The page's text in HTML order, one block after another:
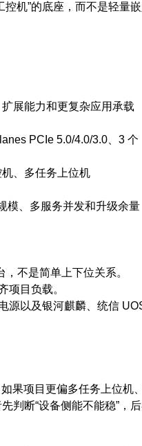
机”的底座，而不是轻量嵌
展能力和更复杂应用承载
PCIe 5.0/4.0/3.0、3 个
、多任务上位机
模、多服务并发和升级余量
不是简单上下位关系。
项目负载。
源以及银河麒麟、统信
果项目更偏多任务上位机
判断“设备侧能不能稳”，